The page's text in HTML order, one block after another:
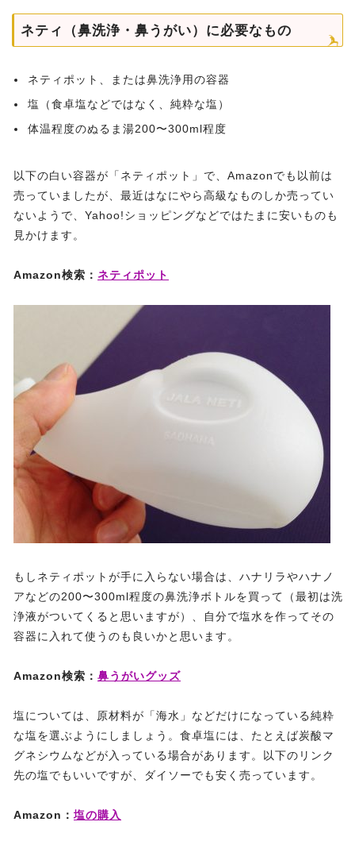
ネティ（鼻洗浄・鼻うがい）に必要なもの
ネティポット、または鼻洗浄用の容器
塩（食卓塩などではなく、純粋な塩）
体温程度のぬるま湯200〜300ml程度
以下の白い容器が「ネティポット」で、Amazonでも以前は
売っていましたが、最近はなにやら高級なものしか売ってい
ないようで、Yahoo!ショッピングなどではたまに安いものも
見かけます。
Amazon検索： ネティポット
もしネティポットが手に入らない場合は、ハナリラやハナノ
アなどの200〜300ml程度の鼻洗浄ボトルを買って（最初は洗
浄液がついてくると思いますが）、自分で塩水を作ってその
容器に入れて使うのも良いかと思います。
Amazon検索： 鼻うがいグッズ
塩については、原材料が「海水」などだけになっている純粋
な塩を選ぶようにしましょう。食卓塩には、たとえば炭酸マ
グネシウムなどが入っている場合があります。以下のリンク
先の塩でもいいですが、ダイソーでも安く売っています。
Amazon： 塩の購入